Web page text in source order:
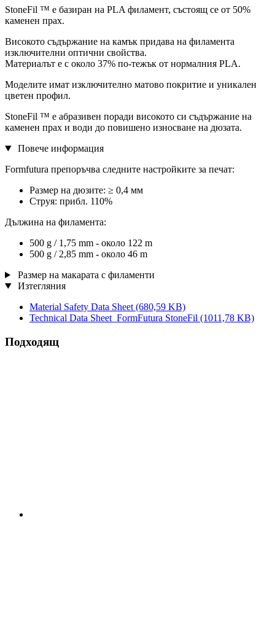
StoneFil ™ е базиран на PLA филамент, състоящ се от 50%
каменен прах.
Високото съдържание на камък придава на филамента
изключителни оптични свойства.
Материалът е с около 37% по-тежък от нормалния PLA.
Моделите имат изключително матово покритие и уникален
цветен профил.
StoneFil ™ е абразивен поради високото си съдържание на
каменен прах и води до повишено износване на дюзата.
Повече информация
Formfutura препоръчва следните настройките за печат:
Размер на дюзите: ≥ 0,4 мм
Струя: прибл. 110%
Дължина на филамента:
500 g / 1,75 mm - около 122 m
500 g / 2,85 mm - около 46 m
Размер на макарата с филаменти
Изтегляния
Material Safety Data Sheet (680,59 KB)
Technical Data Sheet_FormFutura StoneFil (1011,78 KB)
Подходящ